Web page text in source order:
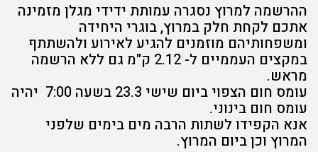
ההרשמה למרוץ נסגרה עמותת ידידי מגלן מזמינה
אתכם לקחת חלק במרוץ, בוגרי היחידה
ומשפחותיהם מוזמנים להגיע לאירוע ולהשתתף
במקצים העממיים ל- 2.12 ק"מ גם ללא הרשמה
מראש.
עומס חום הצפוי ביום שישי 23.3 בשעה 7:00 יהיה
עומס חום בינוני.
אנא הקפידו לשתות הרבה מים בימים שלפני
המרוץ וכן ביום המרוץ.